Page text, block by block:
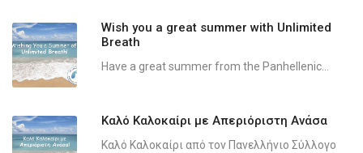
Wish you a great summer with Unlimited
Breath
Have a great summer from the Panhellenic...
Καλό Καλοκαίρι με Απεριόριστη Ανάσα
Καλό Καλοκαίρι από τον Πανελλήνιο Σύλλογο